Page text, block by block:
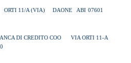
ORTI 11/A (VIA) DAONE ABI 07601
DI CREDITO COO
VIA ORTI 11-A